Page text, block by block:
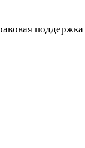
поддержка